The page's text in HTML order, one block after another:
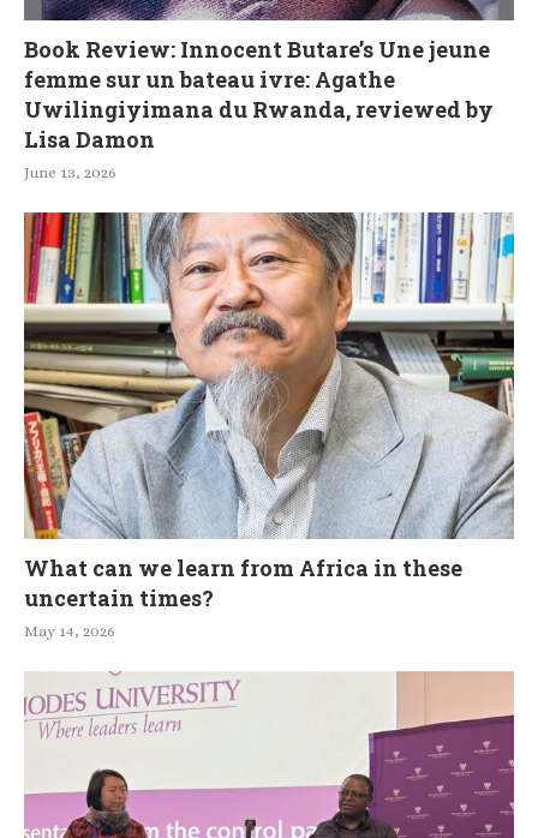
Book Review: Innocent Butare’s Une jeune
femme sur un bateau ivre: Agathe
Uwilingiyimana du Rwanda, reviewed by
Lisa Damon
June 13, 2026
What can we learn from Africa in these
uncertain times?
May 14, 2026